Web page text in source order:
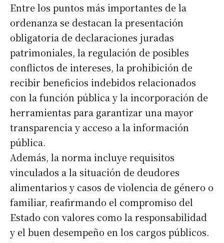
Entre los puntos más importantes de la
ordenanza se destacan la presentación
obligatoria de declaraciones juradas
patrimoniales, la regulación de posibles
conflictos de intereses, la prohibición de
recibir beneficios indebidos relacionados
con la función pública y la incorporación de
herramientas para garantizar una mayor
transparencia y acceso a la información
pública.
Además, la norma incluye requisitos
vinculados a la situación de deudores
alimentarios y casos de violencia de género o
familiar, reafirmando el compromiso del
Estado con valores como la responsabilidad
y el buen desempeño en los cargos públicos.